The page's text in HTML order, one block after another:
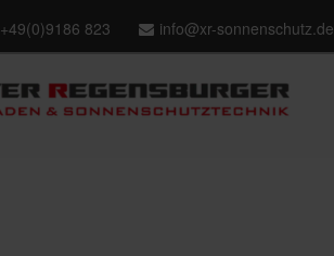
+49(0)9186 823 info@xr-sonnenschutz.de